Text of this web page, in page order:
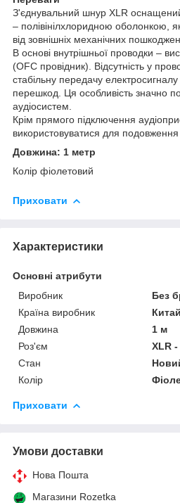
З'єднувальний шнур XLR
– полівінілхлоридною оболонкою,
від зовнішніх механічних
В основі внутрішньої проводки –
(OFC провідник). Відсутність у
стабільну передачу
перешкод. Ця особливість значно
аудіосистем.
Крім прямого підключення
використовуватися для подовження
Довжина: 1 метр
Колір фіолетовий
Приховати
Характеристики
Основні атрибути
Виробник
Без
Країна виробник
Китай
Довжина
1 м
Роз'єм
XLR -
Стан
Колір
Приховати
Умови доставки
Нова Пошта
Магазини Rozetka